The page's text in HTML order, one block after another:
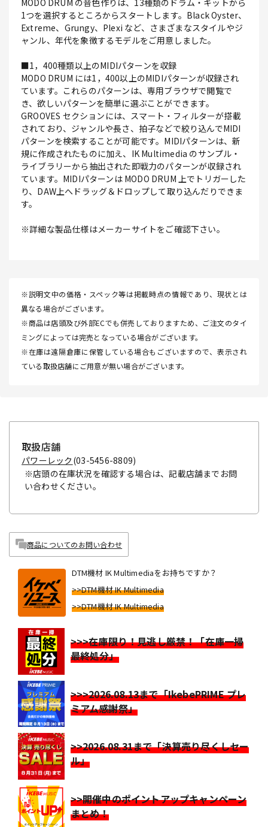
MODO DRUM の音色作りは、13種類のドラム・キットから
1つを選択するところからスタートします。Black Oyster、
Extreme、Grungy、Plexi など、さまざまなスタイルやジ
ャンル、年代を象徴するモデルをご用意しました。
■1，400種類以上のMIDIパターンを収録
MODO DRUM には1，400以上のMIDIパターンが収録され
ています。これらのパターンは、専用ブラウザで閲覧で
き、欲しいパターンを簡単に選ぶことができます。
GROOVES セクションには、スマート・フィルターが搭載
されており、ジャンルや長さ、拍子などで絞り込んでMIDI
パターンを検索することが可能です。MIDIパターンは、新
規に作成されたものに加え、IK Multimedia のサンプル・
ライブラリーから抽出された即戦力のパターンが収録され
ています。MIDIパターンは MODO DRUM 上でトリガーした
り、DAW上へドラッグ＆ドロップして取り込んだりできま
す。
※詳細な製品仕様はメーカーサイトをご確認下さい。
※説明文中の価格・スペック等は掲載時点の情報であり、現状とは
異なる場合がございます。
※商品は店頭及び外部ECでも併売しておりますため、ご注文のタイ
ミングによっては完売となっている場合がございます。
※在庫は遠隔倉庫に保管している場合もございますので、表示され
ている取扱店舗にご用意が無い場合がございます。
取扱店舗
パワーレック (03-5456-8809)
※店頭の在庫状況を確認する場合は、記載店舗までお問
い合わせください。
商品についてのお問い合わせ
DTM機材 IK Multimediaをお持ちですか？
>>DTM機材 IK Multimedia
>>DTM機材 IK Multimedia
>>>在庫限り！見逃し厳禁！「在庫一掃
最終処分」
>>>2026.08.13まで「IkebePRIME プレ
ミアム感謝祭」
>>2026.08.31まで「決算売り尽くしセー
ル」
>>開催中のポイントアップキャンペーン
まとめ！